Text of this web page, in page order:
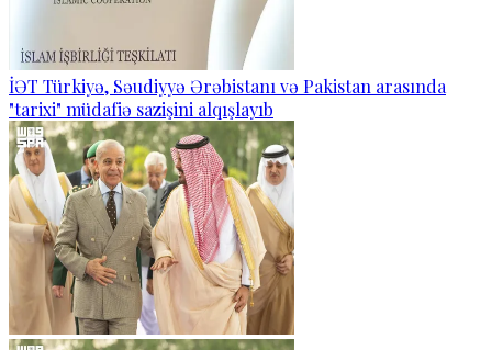
İƏT Türkiyə, Səudiyyə Ərəbistanı və Pakistan arasında
"tarixi" müdafiə sazişini alqışlayıb